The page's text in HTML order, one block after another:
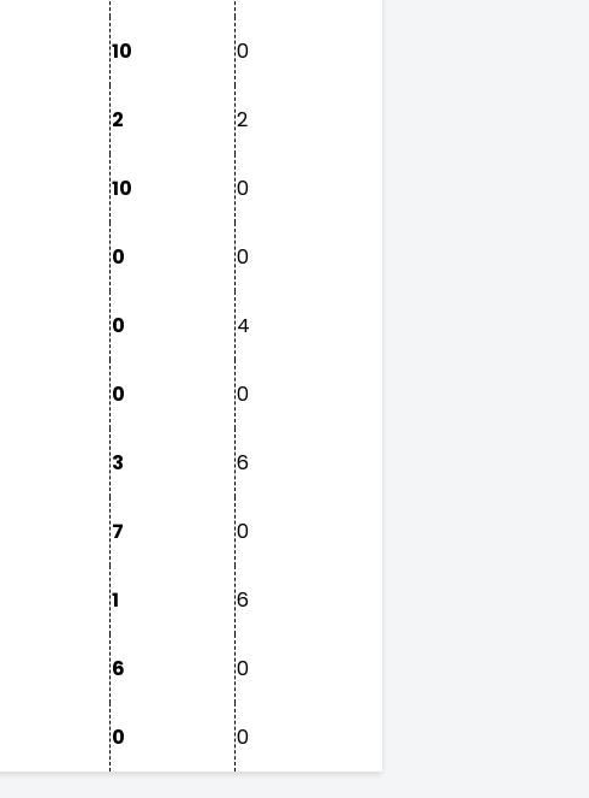
10 0
2 2
10 0
0 0
0 4
0 0
3 6
7 0
1 6
6 0
0 0